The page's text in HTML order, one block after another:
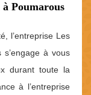
Poumarous
l’entreprise Les
à vous
durant toute la
à l’entreprise